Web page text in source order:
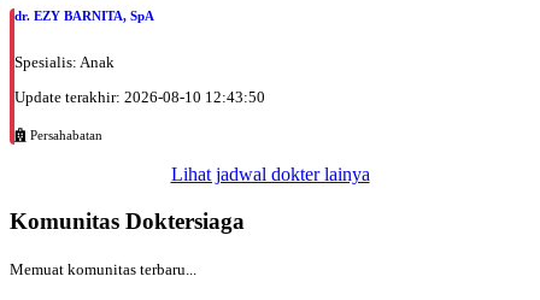
dr. EZY BARNITA, SpA
Spesialis: Anak
Update terakhir: 2026-08-10 12:43:50
Persahabatan
Lihat jadwal dokter lainya
Komunitas Doktersiaga
Memuat komunitas terbaru...